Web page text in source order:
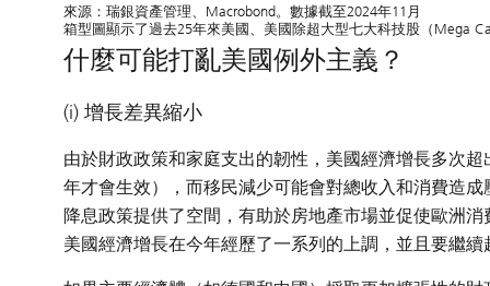
來源： 瑞銀資產管理、Macrobond。數據截至2024年11月
箱型圖顯示了過去25年來美國、美國除超大型七大科技股（Mega
什麼可能打亂美國例外主義？
(i) 增長差異縮小
由於財政政策和家庭支出的韌性，美國經濟增長多次
年才會生效），而移民減少可能會對總收入和消費造
降息政策提供了空間，有助於房地產市場並促使歐洲
美國經濟增長在今年經歷了一系列的上調，並且要繼